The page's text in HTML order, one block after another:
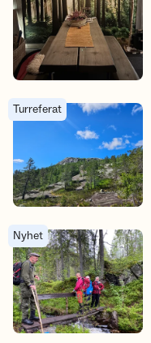
Topptur til Bryggefjell
Turreferat
Kolsjø rundt
Nyhet